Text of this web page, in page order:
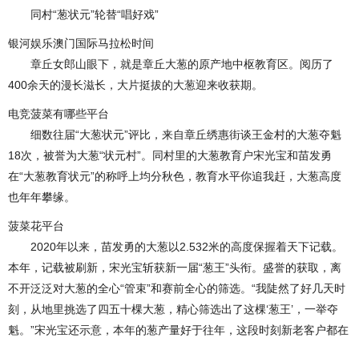
同村“葱状元”轮替“唱好戏”
银河娱乐澳门国际马拉松时间
章丘女郎山眼下，就是章丘大葱的原产地中枢教育区。阅历了
400余天的漫长滋长，大片挺拔的大葱迎来收获期。
电竞菠菜有哪些平台
细数往届“大葱状元”评比，来自章丘绣惠街谈王金村的大葱夺魁
18次，被誉为大葱“状元村”。同村里的大葱教育户宋光宝和苗发勇
在“大葱教育状元”的称呼上均分秋色，教育水平你追我赶，大葱高度
也年年攀缘。
菠菜花平台
2020年以来，苗发勇的大葱以2.532米的高度保握着天下记载。
本年，记载被刷新，宋光宝斩获新一届“葱王”头衔。盛誉的获取，离
不开泛泛对大葱的全心“管束”和赛前全心的筛选。“我陡然了好几天时
刻，从地里挑选了四五十棵大葱，精心筛选出了这棵‘葱王’，一举夺
魁。”宋光宝还示意，本年的葱产量好于往年，这段时刻新老客户都在